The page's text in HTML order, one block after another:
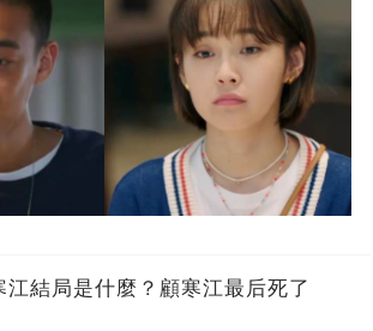
江結局是什麼？顧寒江最后死了